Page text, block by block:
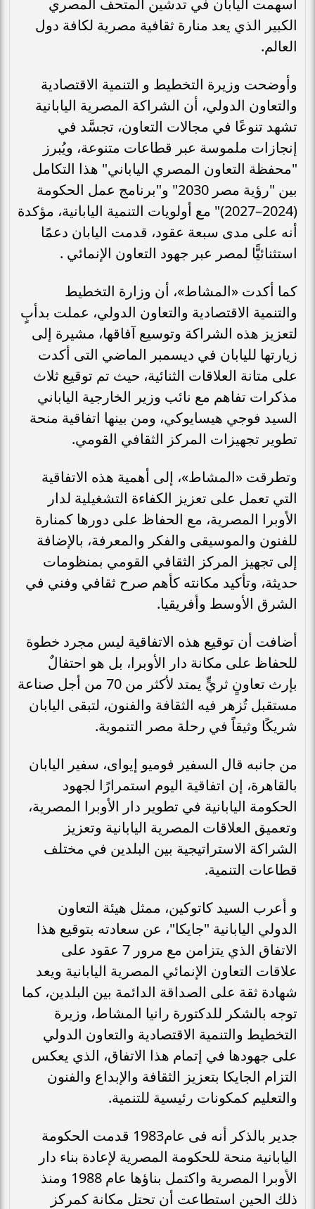
الكبير الذي يعد منارة ثقافية مصرية لكافة دول
العالم.
وأوضحت وزيرة التخطيط و التنمية الاقتصادية
والتعاون الدولي، أن الشراكة المصرية اليابانية
تشهد تنوعًا في مجالات التعاون، تجسَّد في
إنجازات ملموسة عبر قطاعات متنوعة، ويُبرز
"محفظة التعاون المصري الياباني" هذا التكامل
بين "رؤية مصر 2030" و"برنامج عمل الحكومة
(2024–2027)" مع أولويات التنمية اليابانية، مؤكدة
أنه على مدى سبعة عقود، قدمت اليابان دعمًا
استثنائيًّا لمصر عبر جهود التعاون الإنمائي .
كما أكدت «المشاط»، أن وزارة التخطيط
والتنمية الاقتصادية والتعاون الدولي، عملت بدأبٍ
لتعزيز هذه الشراكة وتوسيع آفاقها، مشيرة إلى
زيارتها لليابان في ديسمبر الماضي التى أكدت
على متانة العلاقات الثنائية، حيث تم توقيع ثلاث
مذكرات تفاهم مع نائب وزير الخارجية الياباني
السيد فوجي هيسايوكي، ومن بينها اتفاقية منحة
تطوير تجهيزات المركز الثقافي القومي.
وتطرقت «المشاط»، إلى أهمية هذه الاتفاقية
التي تعمل على تعزيز الكفاءة التشغيلية لدار
الأوبرا المصرية، مع الحفاظ على دورها كمنارة
للفنون والموسيقى والفكر والمعرفة، بالإضافة
إلى تجهيز المركز الثقافي القومي بمنظومات
حديثة، وتأكيد مكانته كأهم صرح ثقافي وفني في
الشرق الأوسط وأفريقيا.
أضافت أن توقيع هذه الاتفاقية ليس مجرد خطوة
للحفاظ على مكانة دار الأوبرا، بل هو احتفالٌ
بإرث تعاونٍ ثريٍّ يمتد لأكثر من 70 من أجل صناعة
مستقبل تُزهر فيه الثقافة والفنون، لتبقى اليابان
شريكًا وثيقاً في رحلة مصر التنموية.
من جانبه قال السفير فوميو إيواى، سفير اليابان
بالقاهرة، إن اتفاقية اليوم استمرارًا لجهود
الحكومة اليابانية في تطوير دار الأوبرا المصرية،
وتعميق العلاقات المصرية اليابانية وتعزيز
الشراكة الاستراتيجية بين البلدين في مختلف
قطاعات التنمية.
و أعرب السيد كاتوكين، ممثل هيئة التعاون
الدولي اليابانية "جايكا"، عن سعادته بتوقيع هذا
الاتفاق الذي يتزامن مع مرور 7 عقود على
علاقات التعاون الإنمائي المصرية اليابانية ويعد
شهادة ثقة على الصداقة الدائمة بين البلدين، كما
توجه بالشكر للدكتورة رانيا المشاط، وزيرة
التخطيط والتنمية الاقتصادية والتعاون الدولي
على جهودها في إتمام هذا الاتفاق، الذي يعكس
التزام الجايكا بتعزيز الثقافة والإبداع والفنون
والتعليم كمكونات رئيسية للتنمية.
جدير بالذكر أنه فى عام1983 قدمت الحكومة
اليابانية منحة للحكومة المصرية لإعادة بناء دار
الأوبرا المصرية واكتمل بناؤها عام 1988 ومنذ
ذلك الحين استطاعت أن تحتل مكانة كمركز